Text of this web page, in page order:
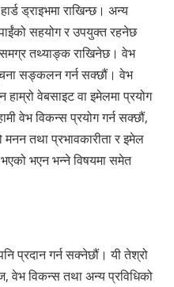
ड्राइभमा राखिन्छ। अन्य
सहयोग र उपयुक्त रहनेछ
समग्र तथ्याङ्क राखिनेछ। वेभ
सङ्कलन गर्न सक्छौं। वेभ
वेबसाइट वा इमेलमा प्रयोग
वेभ विकन्स प्रयोग गर्न सक्छौं,
तथा प्रभावकारीता र इमेल
भएन भन्ने विषयमा समेत
प्रदान गर्न सक्नेछौं। यी तेश्रो
विकन्स तथा अन्य प्रविधिको